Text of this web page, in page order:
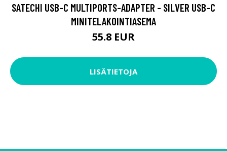
SATECHI USB-C MULTIPORTS-ADAPTER - SILVER USB-C
MINITELAKOINTIASEMA
55.8 EUR
LISÄTIETOJA